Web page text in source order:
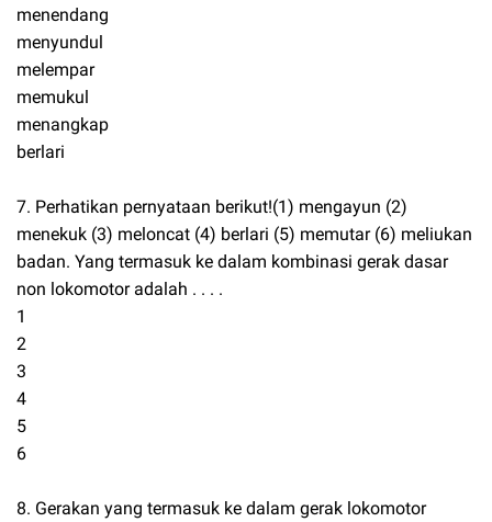
menendang
menyundul
melempar
memukul
menangkap
berlari
7. Perhatikan pernyataan berikut!(1) mengayun (2)
menekuk (3) meloncat (4) berlari (5) memutar (6) meliukan
badan. Yang termasuk ke dalam kombinasi gerak dasar
non lokomotor adalah . . . .
1
2
3
4
5
6
8. Gerakan yang termasuk ke dalam gerak lokomotor